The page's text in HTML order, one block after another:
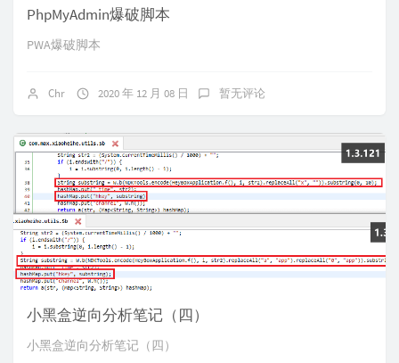
PhpMyAdmin爆破脚本
PWA爆破脚本
Chr 2020 年 12 月 08 日 暂无评论
小黑盒逆向分析笔记（四）
小黑盒逆向分析笔记（四）